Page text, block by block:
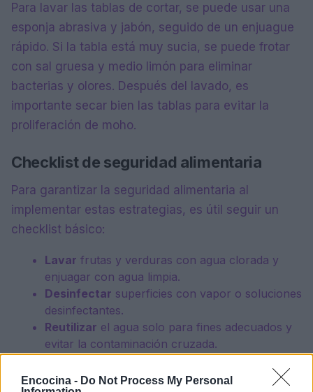
Encocina - Do Not Process My Personal
Para lavar las tablas de cortar, se puede usar una
esponja abrasiva y jabón, seguido de un enjuague
rápido. Si la tabla está muy sucia, se puede frotar
con sal gruesa y medio limón para eliminar
bacterias y olores. Después del lavado, es
importante secar bien las tablas para evitar la
proliferación de moho.
Checklist de seguridad alimentaria
Para garantizar la seguridad alimentaria al
implementar estas estrategias, es útil seguir un
checklist básico:
Lavar frutas y verduras con agua clorada y
enjuagar con agua limpia.
Desinfectar superficies con vapor o soluciones
desinfectantes.
Reutilizar el agua solo para fines adecuados y
evitar la contaminación cruzada.
minimizar el lavado.